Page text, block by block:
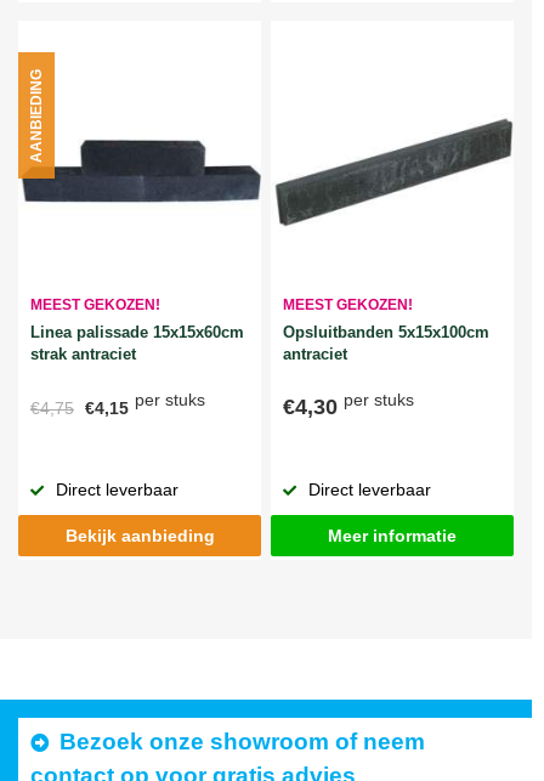
MEEST GEKOZEN!
Linea palissade 15x15x60cm
strak antraciet
€4,75 €4,15 per stuks
AANBIEDING
Direct leverbaar
Bekijk aanbieding
MEEST GEKOZEN!
Opsluitbanden 5x15x100cm
antraciet
€4,30 per stuks
Direct leverbaar
Meer informatie
Bezoek onze showroom of neem
contact op voor gratis advies